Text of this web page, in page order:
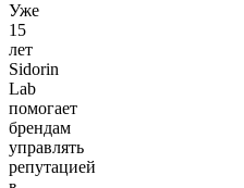
Уже
15
лет
Sidorin
Lab
помогает
брендам
управлять
репутацией